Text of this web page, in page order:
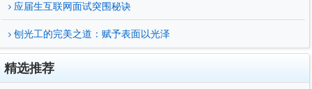
应届生互联网面试突围秘诀
刨光工的完美之道：赋予表面以光泽
精选推荐